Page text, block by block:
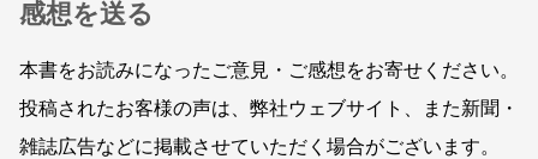
感想を送る
本書をお読みになったご意見・ご感想をお寄せください。
投稿されたお客様の声は、弊社ウェブサイト、また新聞・
雑誌広告などに掲載させていただく場合がございます。